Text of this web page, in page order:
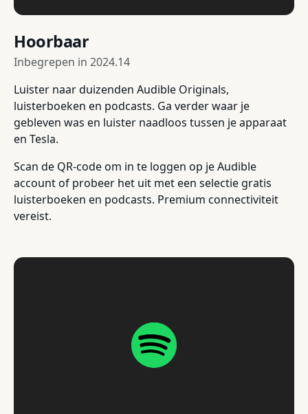
Hoorbaar
Inbegrepen in 2024.14
Luister naar duizenden Audible Originals,
luisterboeken en podcasts. Ga verder waar je
gebleven was en luister naadloos tussen je apparaat
en Tesla.
Scan de QR-code om in te loggen op je Audible
account of probeer het uit met een selectie gratis
luisterboeken en podcasts. Premium connectiviteit
vereist.